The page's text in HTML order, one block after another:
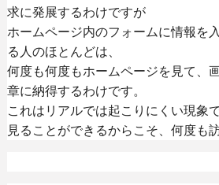
求に発展するわけですが
ホームページ内のフォームに情報を
る人のほとんどは、
何度も何度もホームページを見て、
章に納得するわけです。
これはリアルでは起こりにくい現象
見ることができるからこそ、何度も